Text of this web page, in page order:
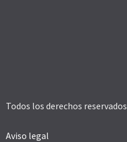
Todos los derechos reservados
Aviso legal